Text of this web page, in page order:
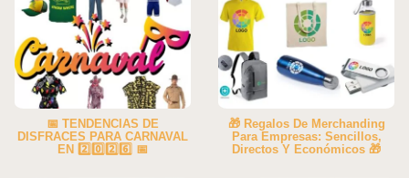
📅 TENDENCIAS DE
DISFRACES PARA CARNAVAL
EN 2️⃣0️⃣2️⃣6️⃣ 📅
🎁 Regalos De Merchanding
Para Empresas: Sencillos,
Directos Y Económicos 🎁